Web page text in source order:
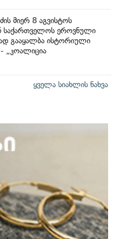
მიერ 8 აგვისტოს
საქართველოს ეროვნული
გააყალბა ისტორიული
- „კოალიცია
ყველა სიახლის ნახვა